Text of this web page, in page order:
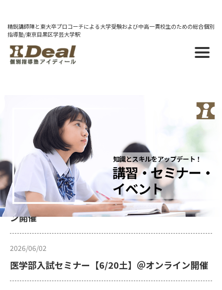
精鋭講師陣と東大卒プロコーチによる大学受験および中高一貫校生のための総合個別
指導塾/東京目黒区学芸大学駅
カテゴリー：セミナー
2026/07/06
化学セミナー「無機・有機の覚え方」【8/1土】＠
オンライン開催
2026/06/16
大学入試併願戦略セミナー【7/25土】＠オンライ
ン開催
2026/06/02
医学部入試セミナー【6/20土】＠オンライン開催